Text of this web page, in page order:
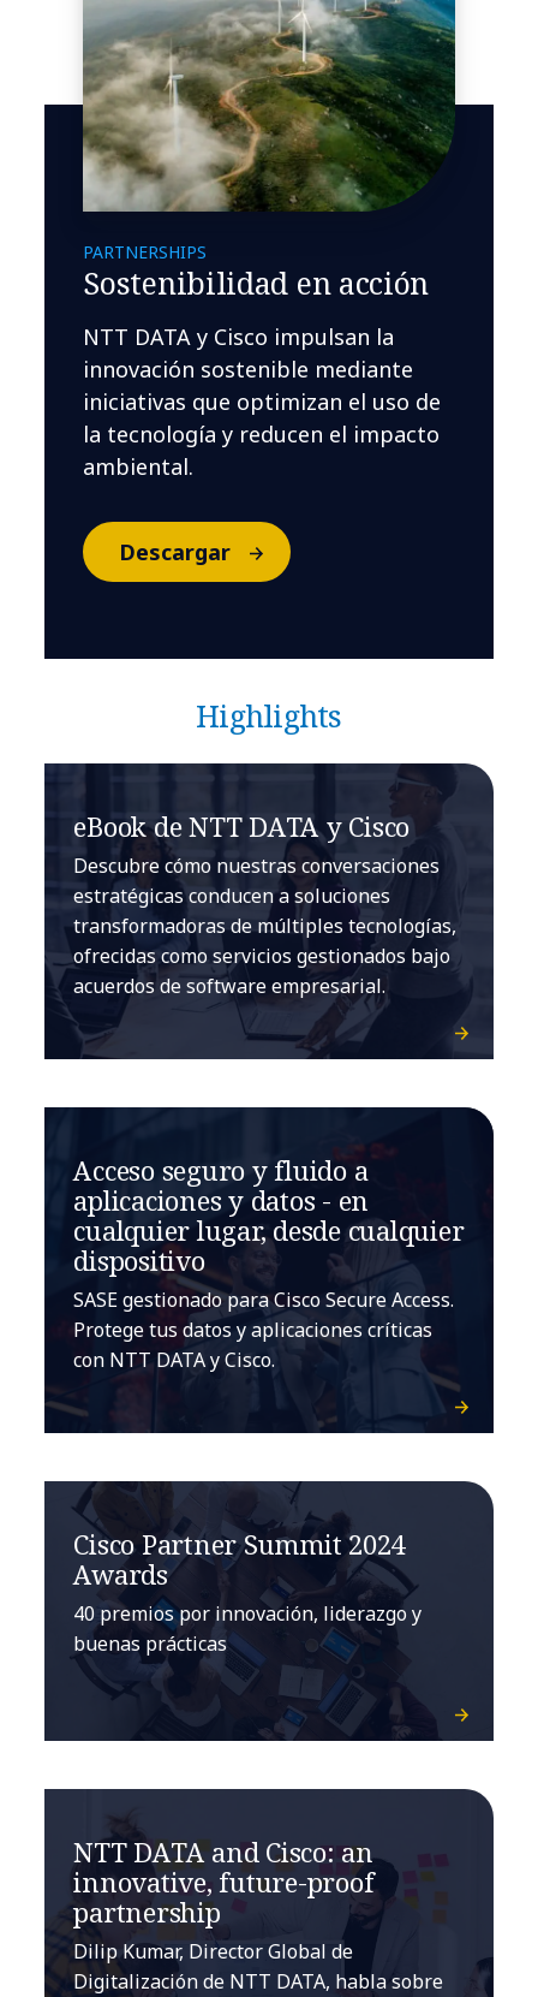
PARTNERSHIPS
Sostenibilidad en acción
NTT DATA y Cisco impulsan la
innovación sostenible mediante
iniciativas que optimizan el uso de
la tecnología y reducen el impacto
ambiental.
Descargar
Highlights
eBook de NTT DATA y Cisco
Descubre cómo nuestras conversaciones
estratégicas conducen a soluciones
transformadoras de múltiples tecnologías,
ofrecidas como servicios gestionados bajo
acuerdos de software empresarial.
Acceso seguro y fluido a
aplicaciones y datos - en
cualquier lugar, desde cualquier
dispositivo
SASE gestionado para Cisco Secure Access.
Protege tus datos y aplicaciones críticas
con NTT DATA y Cisco.
Cisco Partner Summit 2024
Awards
40 premios por innovación, liderazgo y
buenas prácticas
NTT DATA and Cisco: an
innovative, future-proof
partnership
Dilip Kumar, Director Global de
Digitalización de NTT DATA, habla sobre